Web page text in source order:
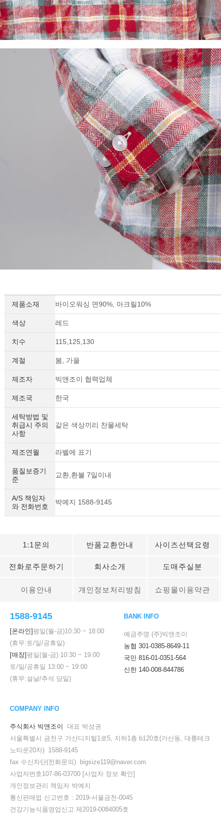
제품소재 바이오워싱 면90%, 아크릴10%
색상 레드
치수 115,125,130
계절 봄, 가을
제조자 빅앤조이 협력업체
제조국 한국
세탁방법 및
취급시 주의
사항
같은 색상끼리 찬물세탁
제조연월 라벨에 표기
품질보증기
준
교환,환불 7일이내
A/S 책임자
와 전화번호
박예지 1588-9145
1:1문의 반품교환안내 사이즈선택요령
전화로주문하기 회사소개 도매주실분
이용안내 개인정보처리방침 쇼핑몰이용약관
1588-9145
[온라인]평일(월-금)10:30 ~ 18:00
(휴무:토/일/공휴일)
[매장]평일(월-금) 10:30 ~ 19:00
토/일/공휴일 13:00 ~ 19:00
(휴무:설날/추석 당일)
BANK INFO
예금주명 (주)빅앤조이
농협 301-0385-8649-11
국민 816-01-0351-564
신한 140-008-844786
COMPANY INFO
주식회사 빅앤조이
대표 박성권
서울특별시 금천구 가산디지털1로5, 지하1층 b120호(가산동, 대륭테크
노타운20차) 1588-9145
fax 수신차단(전화문의) bigsize119@naver.com
사업자번호107-86-03700 [사업자 정보 확인]
개인정보관리 책임자 박예지
통신판매업 신고번호 : 2019-서울금천-0045
건강기능식품영업신고 제2019-0084005호